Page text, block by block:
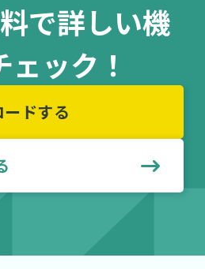
で詳しい機
ック！
ドする
見る